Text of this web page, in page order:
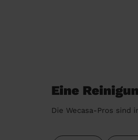
Eine
Die Wecasa-Pros sind